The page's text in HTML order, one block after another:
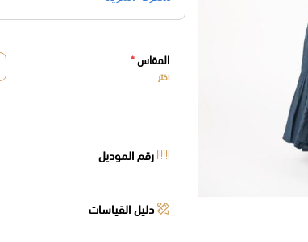
المقاس*
اختر
رقم الموديل
دليل القياسات